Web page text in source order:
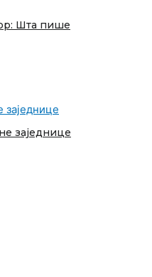
Шта пише
заједнице